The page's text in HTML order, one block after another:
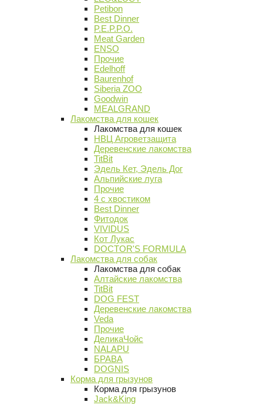
Petibon
Best Dinner
P.E.P.P.O.
Meat Garden
ENSO
Прочие
Edelhoff
Baurenhof
Siberia ZOO
Goodwin
MEALGRAND
Лакомства для кошек
Лакомства для кошек
НВЦ Агроветзащита
Деревенские лакомства
TitBit
Эдель Кет, Эдель Дог
Альпийские луга
Прочие
4 с хвостиком
Best Dinner
Фитодок
VIVIDUS
Кот Лукас
DOCTOR'S FORMULA
Лакомства для собак
Лакомства для собак
Алтайские лакомства
TitBit
DOG FEST
Деревенские лакомства
Veda
Прочие
ДеликаЧойс
NALAPU
БРАВА
DOGNIS
Корма для грызунов
Корма для грызунов
Jack&King